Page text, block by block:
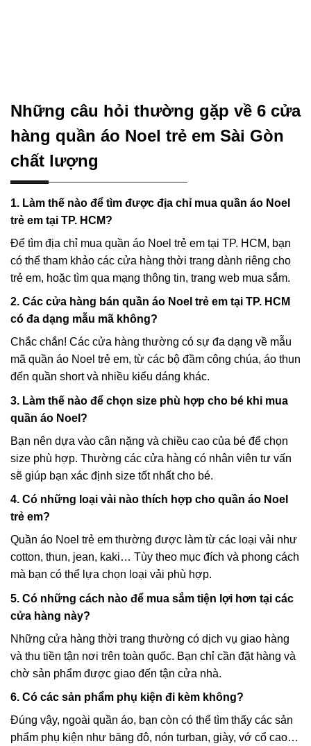
Những câu hỏi thường gặp về 6 cửa
hàng quần áo Noel trẻ em Sài Gòn
chất lượng
1. Làm thế nào để tìm được địa chỉ mua quần áo Noel
trẻ em tại TP. HCM?
Để tìm địa chỉ mua quần áo Noel trẻ em tại TP. HCM, bạn
có thể tham khảo các cửa hàng thời trang dành riêng cho
trẻ em, hoặc tìm qua mạng thông tin, trang web mua sắm.
2. Các cửa hàng bán quần áo Noel trẻ em tại TP. HCM
có đa dạng mẫu mã không?
Chắc chắn! Các cửa hàng thường có sự đa dạng về mẫu
mã quần áo Noel trẻ em, từ các bộ đầm công chúa, áo thun
đến quần short và nhiều kiểu dáng khác.
3. Làm thế nào để chọn size phù hợp cho bé khi mua
quần áo Noel?
Bạn nên dựa vào cân nặng và chiều cao của bé để chọn
size phù hợp. Thường các cửa hàng có nhân viên tư vấn
sẽ giúp bạn xác định size tốt nhất cho bé.
4. Có những loại vải nào thích hợp cho quần áo Noel
trẻ em?
Quần áo Noel trẻ em thường được làm từ các loại vải như
cotton, thun, jean, kaki… Tùy theo mục đích và phong cách
mà bạn có thể lựa chọn loại vải phù hợp.
5. Có những cách nào để mua sắm tiện lợi hơn tại các
cửa hàng này?
Những cửa hàng thời trang thường có dịch vụ giao hàng
và thu tiền tận nơi trên toàn quốc. Bạn chỉ cần đặt hàng và
chờ sản phẩm được giao đến tận cửa nhà.
6. Có các sản phẩm phụ kiện đi kèm không?
Đúng vậy, ngoài quần áo, bạn còn có thể tìm thấy các sản
phẩm phụ kiện như băng đô, nón turban, giày, vớ cổ cao…